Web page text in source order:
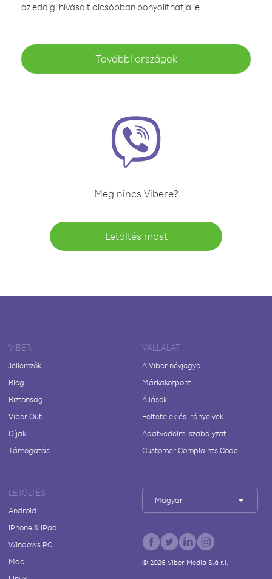
az eddigi hívásait olcsóbban bonyolíthatja le
További országok
Még nincs Vibere?
Letöltés most
VIBER
Jellemzők
Blog
Biztonság
Viber Out
Díjak
Támogatás
VÁLLALAT
A Viber névjegye
Márkaközpont
Állások
Feltételek és irányelvek
Adatvédelmi szabályzat
Customer Complaints Code
LETÖLTÉS
Android
iPhone & iPad
Windows PC
Mac
Magyar
© 2026Viber Media S.à r.l.